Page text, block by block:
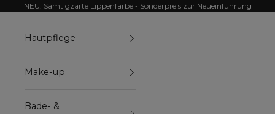
Zum Inhalt springen
NEU: Samtigzarte Lippenfarbe - Sonderpreis zur Neueinführung
Hautpflege
Make-up
Bade- &